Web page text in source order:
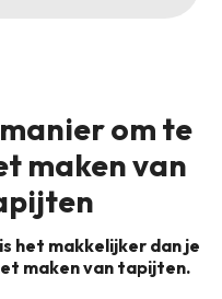
om te
maken van
het makkelijker dan je
maken van tapijten.